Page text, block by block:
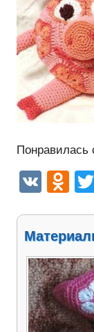
Понравилась
VK